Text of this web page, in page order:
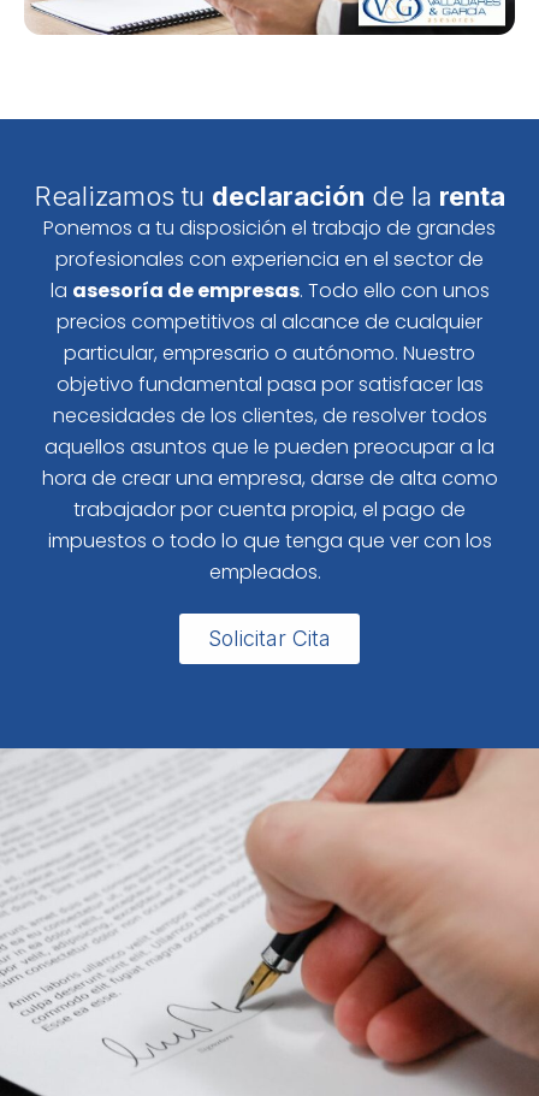
Realizamos tu declaración de la renta
Ponemos a tu disposición el trabajo de grandes
profesionales con experiencia en el sector de
la asesoría de empresas. Todo ello con unos
precios competitivos al alcance de cualquier
particular, empresario o autónomo. Nuestro
objetivo fundamental pasa por satisfacer las
necesidades de los clientes, de resolver todos
aquellos asuntos que le pueden preocupar a la
hora de crear una empresa, darse de alta como
trabajador por cuenta propia, el pago de
impuestos o todo lo que tenga que ver con los
empleados.
Solicitar Cita